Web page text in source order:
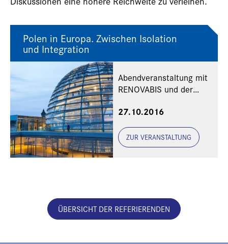
Polen in Europa. Zwischen Isolation
und Integration
Abendveranstaltung mit
RENOVABIS und der
Europäische
Perspektiven"
27.10.2016
ZUR VERANSTALTUNG
ÜBERSICHT DER REFERIERENDEN